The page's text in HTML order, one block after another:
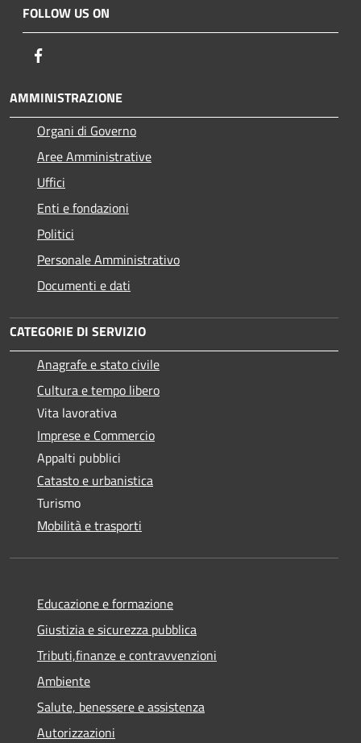
FOLLOW US ON
AMMINISTRAZIONE
Organi di Governo
Aree Amministrative
Uffici
Enti e fondazioni
Politici
Personale Amministrativo
Documenti e dati
CATEGORIE DI SERVIZIO
Anagrafe e stato civile
Cultura e tempo libero
Vita lavorativa
Imprese e Commercio
Appalti pubblici
Catasto e urbanistica
Turismo
Mobilità e trasporti
Educazione e formazione
Giustizia e sicurezza pubblica
Tributi,finanze e contravvenzioni
Ambiente
Salute, benessere e assistenza
Autorizzazioni